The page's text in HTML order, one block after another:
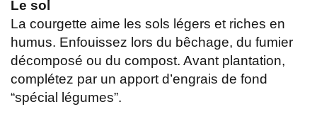
Le sol
La courgette aime les sols légers et riches en
humus. Enfouissez lors du bêchage, du fumier
décomposé ou du compost. Avant plantation,
complétez par un apport d’engrais de fond
“spécial légumes”.